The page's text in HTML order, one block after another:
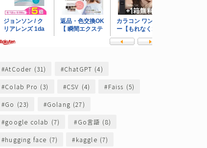
AtCoder (31) ChatGPT (4)
Colab Pro (3) CSV (4) Faiss (5)
Go (23) Golang (27)
google colab (7) Go言語 (8)
hugging face (7) kaggle (7)